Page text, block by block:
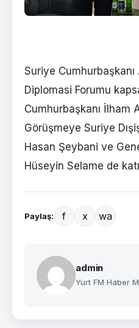
Suriye
Diplomasi Forumu
Cumhurbaşkanı İlham
Görüşmeye Suriye
Hasan Şeybani ve
Hüseyin Selame de
Paylaş: f x wa
admin
Yurt FM Haber